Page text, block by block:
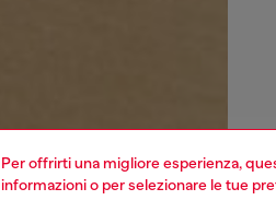
Per offrirti una migliore esperienza,
informazioni o per selezionare le tue